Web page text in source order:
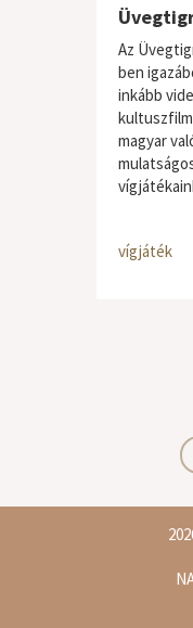
Az
ben
inkább
magyar
vígjáték